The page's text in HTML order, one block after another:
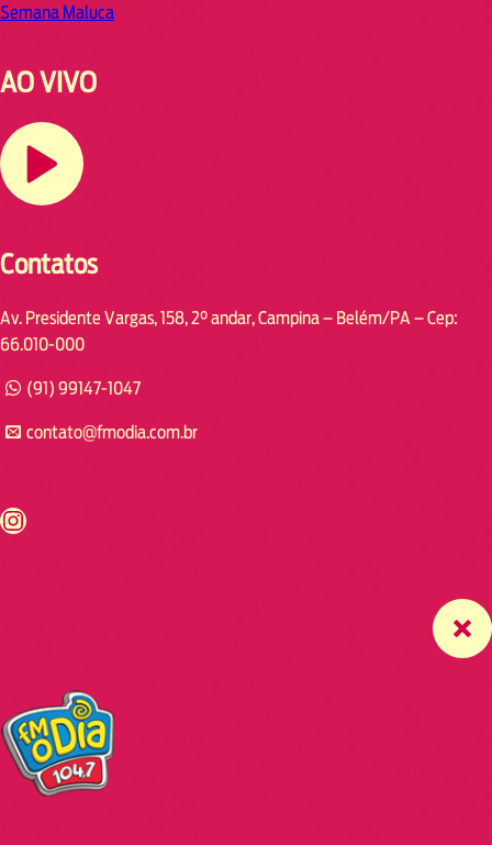
Semana Maluca
AO VIVO
Contatos
Av. Presidente Vargas, 158, 2° andar, Campina – Belém/PA – Cep:
66.010-000
(91) 99147-1047
contato@fmodia.com.br
https://www.instagram.com/fmodia.cabofrio/